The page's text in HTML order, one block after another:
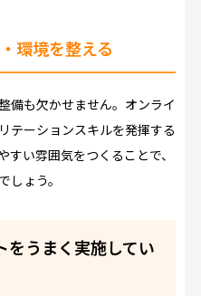
環境を整える
備も欠かせません。オンライ
テーションスキルを発揮する
い雰囲気をつくることで、
ょう。
をうまく実施してい